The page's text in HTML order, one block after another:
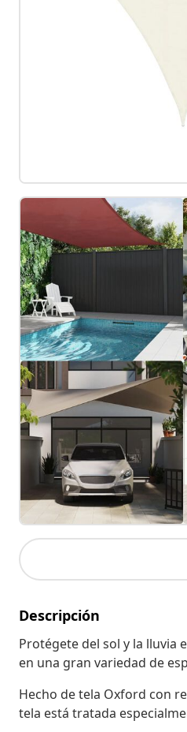
Descripción
Protégete del sol y la lluvia
en una gran variedad de
Hecho de tela Oxford con
tela está tratada